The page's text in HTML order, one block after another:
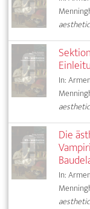
In:
Die
In: